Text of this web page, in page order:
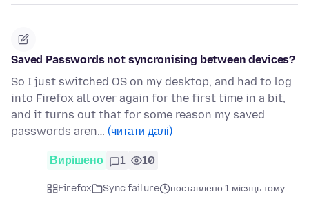
Saved Passwords not syncronising between devices?
So I just switched OS on my desktop, and had to log
into Firefox all over again for the first time in a bit,
and it turns out that for some reason my saved
passwords aren… (читати далі)
Вирішено 1 10
Firefox Sync failure
поставлено 1 місяць тому